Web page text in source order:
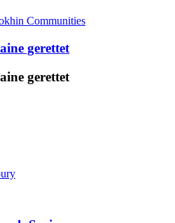
Communities
gerettet
gerettet